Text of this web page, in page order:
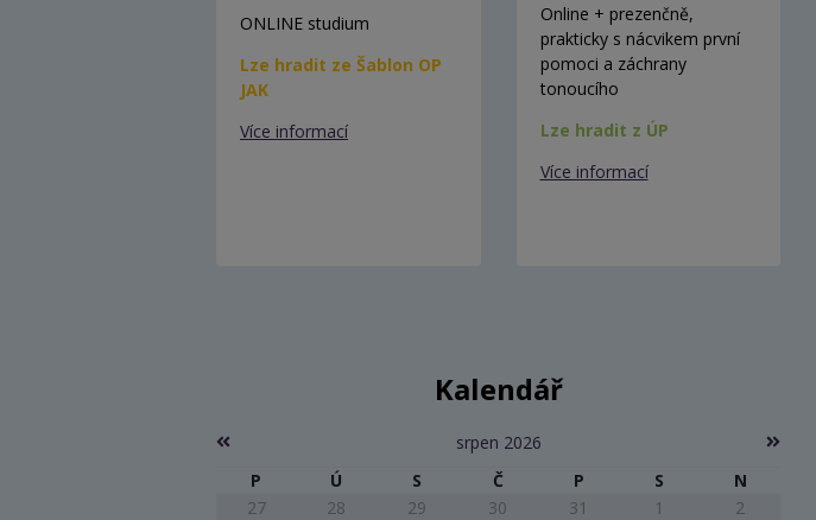
ONLINE studium
Lze hradit ze Šablon OP
JAK
Více informací
Online + prezenčně,
prakticky s nácvikem první
pomoci a záchrany
tonoucího
Lze hradit z ÚP
Více informací
Kalendář
srpen 2026
P
Ú S Č P S
N
27
28 29 30 31 1
2